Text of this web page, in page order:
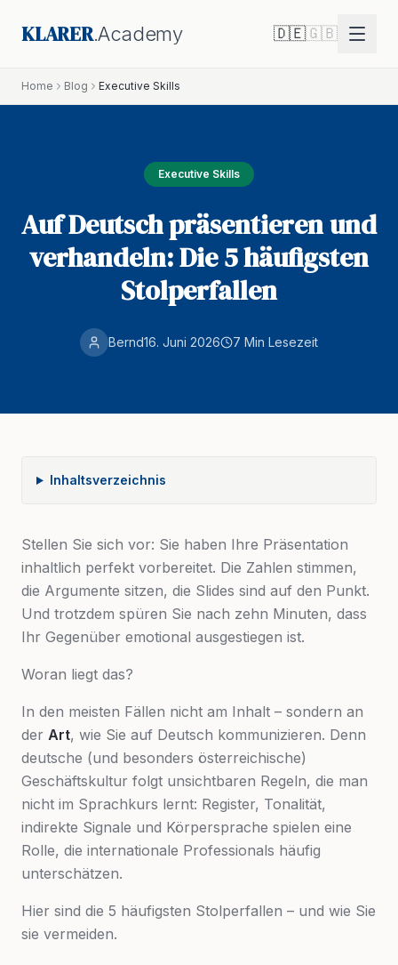
KLARER.Academy 🇩🇪🇬🇧
Home Blog Executive Skills
Executive Skills
Auf Deutsch präsentieren und
verhandeln: Die 5 häufigsten
Stolperfallen
Bernd16. Juni 2026 7 Min Lesezeit
Inhaltsverzeichnis
Stellen Sie sich vor: Sie haben Ihre Präsentation
inhaltlich perfekt vorbereitet. Die Zahlen stimmen,
die Argumente sitzen, die Slides sind auf den Punkt.
Und trotzdem spüren Sie nach zehn Minuten, dass
Ihr Gegenüber emotional ausgestiegen ist.
Woran liegt das?
In den meisten Fällen nicht am Inhalt – sondern an
der Art, wie Sie auf Deutsch kommunizieren. Denn
deutsche (und besonders österreichische)
Geschäftskultur folgt unsichtbaren Regeln, die man
nicht im Sprachkurs lernt: Register, Tonalität,
indirekte Signale und Körpersprache spielen eine
Rolle, die internationale Professionals häufig
unterschätzen.
Hier sind die 5 häufigsten Stolperfallen – und wie Sie
sie vermeiden.